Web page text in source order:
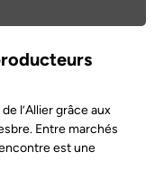
l’Allier grâce aux
Entre marchés
est une